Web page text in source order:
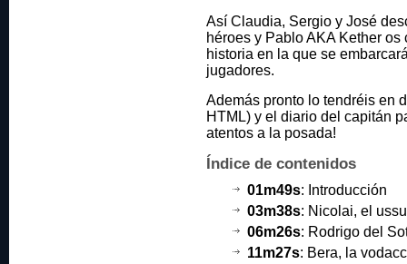
Así Claudia, Sergio y José
héroes y Pablo AKA Kether
historia en la que se
jugadores.
Además pronto lo tendréis en
HTML) y el diario del capitán
atentos a la posada!
Índice de contenidos
01m49s: Introducción
03m38s: Nicolai, el
06m26s: Rodrigo del
11m27s: Bera, la